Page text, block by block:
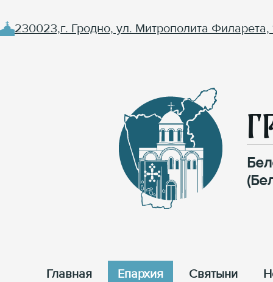
230023,г. Гродно, ул. Митрополита Филарета,
Главная Епархия Cвятыни